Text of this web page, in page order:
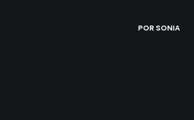
POR SONIA